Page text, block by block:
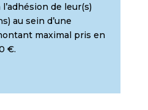
de leur(s)
au sein d’une
maximal pris en
€.